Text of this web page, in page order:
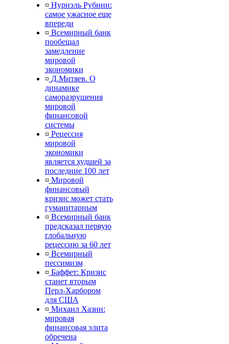
¤ Нуриэль Рубини:
самое ужасное еще
впереди
¤ Всемирный банк
пообещал
замедление
мировой
экономики
¤ Д.Митяев. О
динамике
саморазрушения
мировой
финансовой
системы
¤ Рецессия
мировой
экономики
является худшей за
последние 100 лет
¤ Мировой
финансовый
кризис может стать
гуманитарным
¤ Всемирный банк
предсказал первую
глобальную
рецессию за 60 лет
¤ Всемирный
пессимизм
¤ Баффет: Кризис
станет вторым
Перл-Харбором
для США
¤ Михаил Хазин:
мировая
финансовая элита
обречена